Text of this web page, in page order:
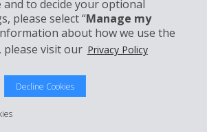
and to decide your optional
please select “Manage my
about how we use the
please visit our Privacy Policy
Decline Cookies
Hertz System, Inc.
| Conditions d'utilisation du site